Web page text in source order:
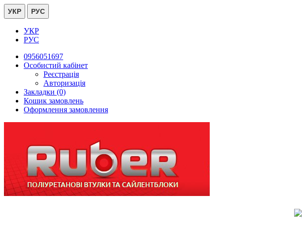
УКР РУС
УКР
РУС
0956051697
Особистий кабінет
Реєстрація
Авторизація
Закладки (0)
Кошик замовлень
Оформлення замовлення